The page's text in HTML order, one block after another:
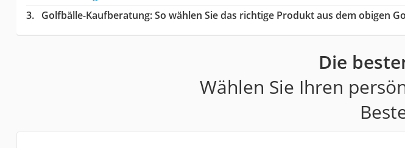
Golfbälle-Kaufberatung: So wählen Sie das richtige Produkt aus dem obigen
Die
Wählen Sie Ihren